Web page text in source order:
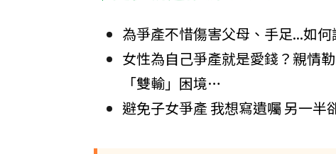
為爭產不惜傷害父母、手足...如
女性為自己爭產就是愛錢？親情
「雙輸」困境…
避免子女爭產 我想寫遺囑 另一半